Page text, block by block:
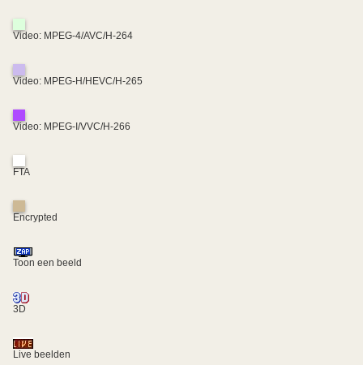
Video: MPEG-4/AVC/H-264
Video: MPEG-H/HEVC/H-265
Video: MPEG-I/VVC/H-266
FTA
Encrypted
Toon een beeld
3D
Live beelden